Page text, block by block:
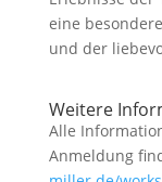
eine
und der
Weitere
Alle
Anmeldung